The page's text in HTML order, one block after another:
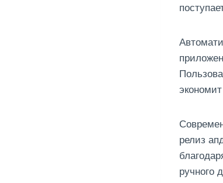
релиз
ручного